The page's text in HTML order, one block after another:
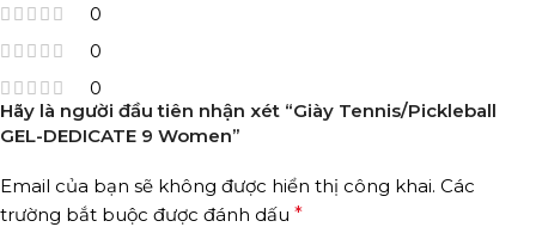
0
0
0
Hãy là người đầu tiên nhận xét “Giày Tennis/Pickleball
GEL-DEDICATE 9 Women”
Email của bạn sẽ không được hiển thị công khai. Các
trường bắt buộc được đánh dấu *